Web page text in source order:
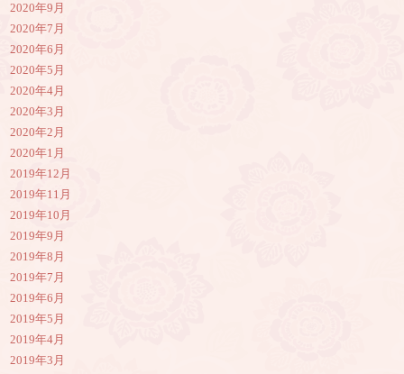
2020年9月
2020年7月
2020年6月
2020年5月
2020年4月
2020年3月
2020年2月
2020年1月
2019年12月
2019年11月
2019年10月
2019年9月
2019年8月
2019年7月
2019年6月
2019年5月
2019年4月
2019年3月